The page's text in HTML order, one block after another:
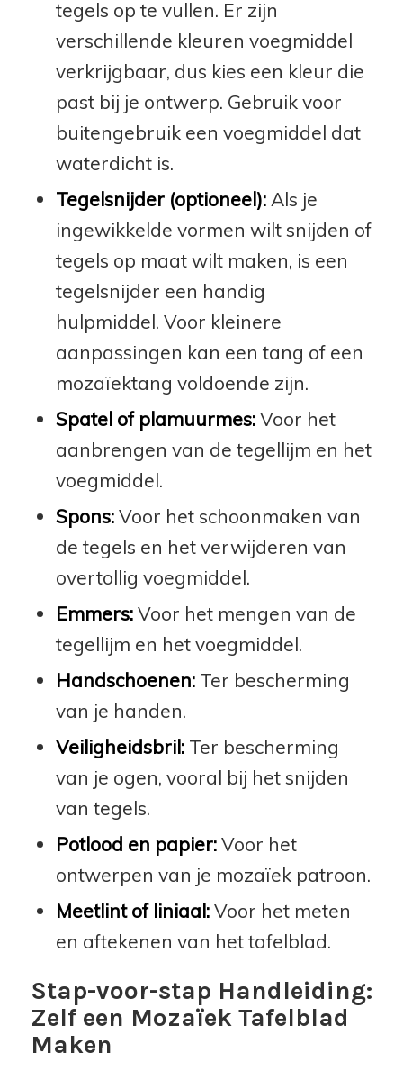
tegels op te vullen. Er zijn
verschillende kleuren voegmiddel
verkrijgbaar, dus kies een kleur die
past bij je ontwerp. Gebruik voor
buitengebruik een voegmiddel dat
waterdicht is.
Tegelsnijder (optioneel):Als je
ingewikkelde vormen wilt snijden of
tegels op maat wilt maken, is een
tegelsnijder een handig
hulpmiddel. Voor kleinere
aanpassingen kan een tang of een
mozaïektang voldoende zijn.
Spatel of plamuurmes:Voor het
aanbrengen van de tegellijm en het
voegmiddel.
Spons:Voor het schoonmaken van
de tegels en het verwijderen van
overtollig voegmiddel.
Emmers:Voor het mengen van de
tegellijm en het voegmiddel.
Handschoenen:Ter bescherming
van je handen.
Veiligheidsbril:Ter bescherming
van je ogen, vooral bij het snijden
van tegels.
Potlood en papier:Voor het
ontwerpen van je mozaïek patroon.
Meetlint of liniaal:Voor het meten
en aftekenen van het tafelblad.
Stap-voor-stap Handleiding:
Zelf een Mozaïek Tafelblad
Maken